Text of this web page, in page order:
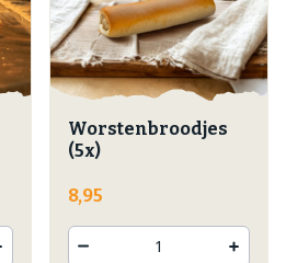
Worstenbroodjes
(5x)
8,95